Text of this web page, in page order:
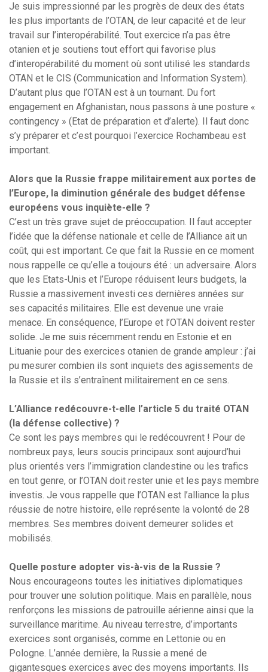
Je suis impressionné par les progrès de deux des états
les plus importants de l’OTAN, de leur capacité et de leur
travail sur l’interopérabilité. Tout exercice n’a pas être
otanien et je soutiens tout effort qui favorise plus
d’interopérabilité du moment où sont utilisé les standards
OTAN et le CIS (Communication and Information System).
D’autant plus que l’OTAN est à un tournant. Du fort
engagement en Afghanistan, nous passons à une posture «
contingency » (Etat de préparation et d’alerte). Il faut donc
s’y préparer et c’est pourquoi l’exercice Rochambeau est
important.
Alors que la Russie frappe militairement aux portes de
l’Europe, la diminution générale des budget défense
européens vous inquiète-elle ?
C’est un très grave sujet de préoccupation. Il faut accepter
l’idée que la défense nationale et celle de l’Alliance ait un
coût, qui est important. Ce que fait la Russie en ce moment
nous rappelle ce qu’elle a toujours été : un adversaire. Alors
que les Etats-Unis et l’Europe réduisent leurs budgets, la
Russie a massivement investi ces dernières années sur
ses capacités militaires. Elle est devenue une vraie
menace. En conséquence, l’Europe et l’OTAN doivent rester
solide. Je me suis récemment rendu en Estonie et en
Lituanie pour des exercices otanien de grande ampleur : j’ai
pu mesurer combien ils sont inquiets des agissements de
la Russie et ils s’entraînent militairement en ce sens.
L’Alliance redécouvre-t-elle l’article 5 du traité OTAN
(la défense collective) ?
Ce sont les pays membres qui le redécouvrent ! Pour de
nombreux pays, leurs soucis principaux sont aujourd’hui
plus orientés vers l’immigration clandestine ou les trafics
en tout genre, or l’OTAN doit rester unie et les pays membre
investis. Je vous rappelle que l’OTAN est l’alliance la plus
réussie de notre histoire, elle représente la volonté de 28
membres. Ses membres doivent demeurer solides et
mobilisés.
Quelle posture adopter vis-à-vis de la Russie ?
Nous encourageons toutes les initiatives diplomatiques
pour trouver une solution politique. Mais en parallèle, nous
renforçons les missions de patrouille aérienne ainsi que la
surveillance maritime. Au niveau terrestre, d’importants
exercices sont organisés, comme en Lettonie ou en
Pologne. L’année dernière, la Russie a mené de
gigantesques exercices avec des moyens importants. Ils